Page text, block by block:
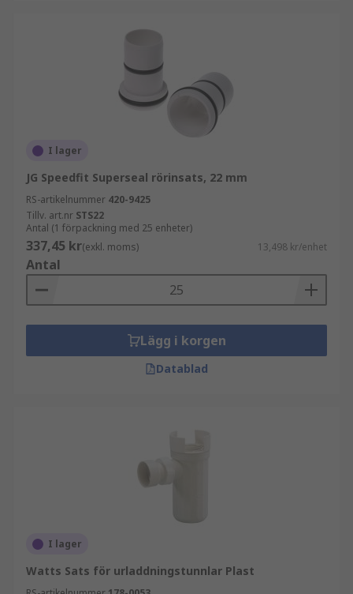
I lager
JG Speedfit Superseal rörinsats, 22 mm
RS-artikelnummer 420-9425
Tillv. art.nr STS22
Antal (1 förpackning med 25 enheter)
337,45 kr(exkl. moms) 13,498 kr/enhet
Antal
Lägg i korgen
Datablad
I lager
Watts Sats för urladdningstunnlar Plast